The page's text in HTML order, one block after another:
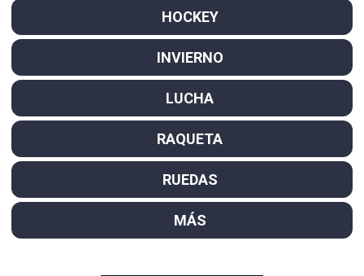
HOCKEY
INVIERNO
LUCHA
RAQUETA
RUEDAS
MÁS